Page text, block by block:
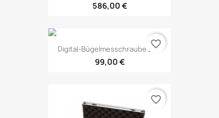
586,00 €
Digital-Bügelmesschraube 25...
99,00 €
favorite_border
favorite_border